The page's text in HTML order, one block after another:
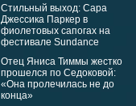
Стильный выход: Сара
Джессика Паркер в
фиолетовых сапогах на
фестивале Sundance
Отец Яниса Тиммы жестко
прошелся по Седоковой:
«Она пролечилась не до
конца»